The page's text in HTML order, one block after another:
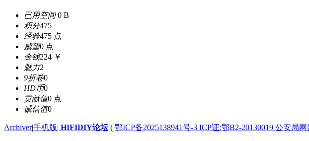
已用空间0 B
积分475
经验475 点
威望0 点
金钱224 ￥
魅力2
9折卷0
HD币0
贡献值0 点
诚信值0
Archiver|手机版| HIFIDIY论坛( 鄂ICP备2025138941号-3 ICP证:鄂B2-20130019 公安局